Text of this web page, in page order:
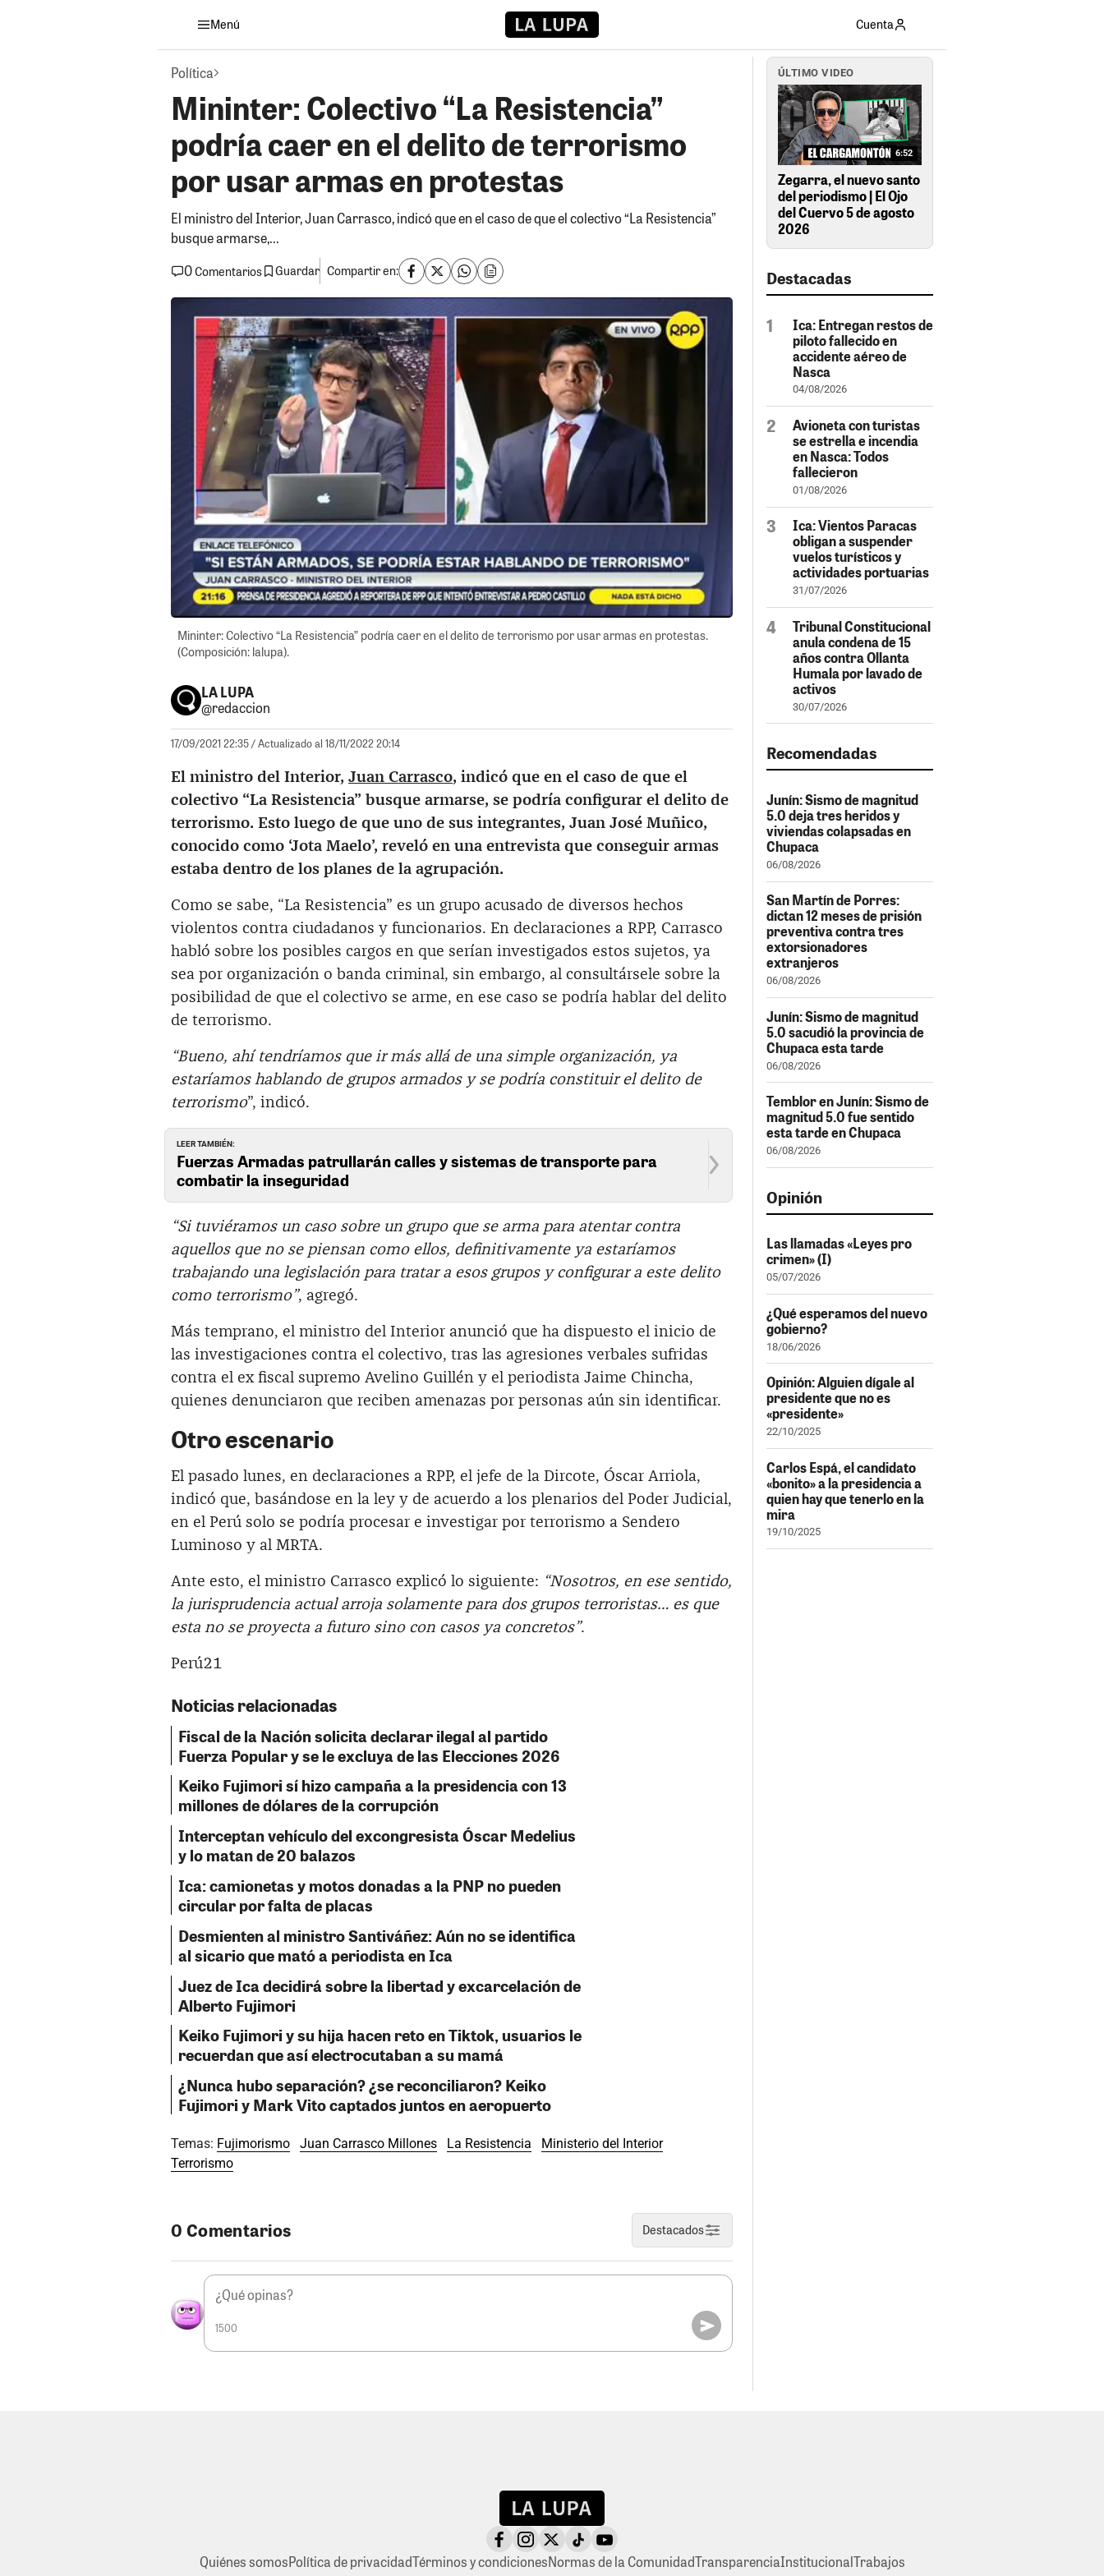
Menú Cuenta
Política
Mininter: Colectivo “La Resistencia”
podría caer en el delito de terrorismo
por usar armas en protestas
El ministro del Interior, Juan Carrasco, indicó que en el caso de que el colectivo “La Resistencia”
busque armarse,...
0Comentarios Guardar Compartir en:
Mininter: Colectivo “La Resistencia” podría caer en el delito de terrorismo por usar armas en protestas.
(Composición: lalupa).
LA LUPA
@redaccion
17/09/2021 22:35/ Actualizado al 18/11/2022 20:14
El ministro del Interior, Juan Carrasco, indicó que en el caso de que el
colectivo “La Resistencia” busque armarse, se podría configurar el delito de
terrorismo. Esto luego de que uno de sus integrantes, Juan José Muñico,
conocido como ‘Jota Maelo’, reveló en una entrevista que conseguir armas
estaba dentro de los planes de la agrupación.
Como se sabe, “La Resistencia” es un grupo acusado de diversos hechos
violentos contra ciudadanos y funcionarios. En declaraciones a RPP, Carrasco
habló sobre los posibles cargos en que serían investigados estos sujetos, ya
sea por organización o banda criminal, sin embargo, al consultársele sobre la
posibilidad de que el colectivo se arme, en ese caso se podría hablar del delito
de terrorismo.
“Bueno, ahí tendríamos que ir más allá de una simple organización, ya
estaríamos hablando de grupos armados y se podría constituir el delito de
terrorismo”, indicó.
LEER TAMBIÉN:
Fuerzas Armadas patrullarán calles y sistemas de transporte para
combatir la inseguridad
“Si tuviéramos un caso sobre un grupo que se arma para atentar contra
aquellos que no se piensan como ellos, definitivamente ya estaríamos
trabajando una legislación para tratar a esos grupos y configurar a este delito
como terrorismo”, agregó.
Más temprano, el ministro del Interior anunció que ha dispuesto el inicio de
las investigaciones contra el colectivo, tras las agresiones verbales sufridas
contra el ex fiscal supremo Avelino Guillén y el periodista Jaime Chincha,
quienes denunciaron que reciben amenazas por personas aún sin identificar.
Otro escenario
El pasado lunes, en declaraciones a RPP, el jefe de la Dircote, Óscar Arriola,
indicó que, basándose en la ley y de acuerdo a los plenarios del Poder Judicial,
en el Perú solo se podría procesar e investigar por terrorismo a Sendero
Luminoso y al MRTA.
Ante esto, el ministro Carrasco explicó lo siguiente: “Nosotros, en ese sentido,
la jurisprudencia actual arroja solamente para dos grupos terroristas… es que
esta no se proyecta a futuro sino con casos ya concretos”.
Perú21
Noticias relacionadas
Fiscal de la Nación solicita declarar ilegal al partido
Fuerza Popular y se le excluya de las Elecciones 2026
Keiko Fujimori sí hizo campaña a la presidencia con 13
millones de dólares de la corrupción
Interceptan vehículo del excongresista Óscar Medelius
y lo matan de 20 balazos
Ica: camionetas y motos donadas a la PNP no pueden
circular por falta de placas
Desmienten al ministro Santiváñez: Aún no se identifica
al sicario que mató a periodista en Ica
Juez de Ica decidirá sobre la libertad y excarcelación de
Alberto Fujimori
Keiko Fujimori y su hija hacen reto en Tiktok, usuarios le
recuerdan que así electrocutaban a su mamá
¿Nunca hubo separación? ¿se reconciliaron? Keiko
Fujimori y Mark Vito captados juntos en aeropuerto
Temas: Fujimorismo Juan Carrasco Millones La Resistencia
Ministerio del Interior
Terrorismo
0 Comentarios Destacados
1500
ÚLTIMO VIDEO
6:52
Zegarra, el nuevo santo
del periodismo | El Ojo
del Cuervo 5 de agosto
2026
Destacadas
Ica: Entregan restos de
piloto fallecido en
accidente aéreo de
Nasca
04/08/2026
Avioneta con turistas
se estrella e incendia
en Nasca: Todos
fallecieron
01/08/2026
Ica: Vientos Paracas
obligan a suspender
vuelos turísticos y
actividades portuarias
31/07/2026
Tribunal Constitucional
anula condena de 15
años contra Ollanta
Humala por lavado de
activos
30/07/2026
Recomendadas
Junín: Sismo de magnitud
5.0 deja tres heridos y
viviendas colapsadas en
Chupaca
06/08/2026
San Martín de Porres:
dictan 12 meses de prisión
preventiva contra tres
extorsionadores
extranjeros
06/08/2026
Junín: Sismo de magnitud
5.0 sacudió la provincia de
Chupaca esta tarde
06/08/2026
Temblor en Junín: Sismo de
magnitud 5.0 fue sentido
esta tarde en Chupaca
06/08/2026
Opinión
Las llamadas «Leyes pro
crimen» (I)
05/07/2026
¿Qué esperamos del nuevo
gobierno?
18/06/2026
Opinión: Alguien dígale al
presidente que no es
«presidente»
22/10/2025
Carlos Espá, el candidato
«bonito» a la presidencia a
quien hay que tenerlo en la
mira
19/10/2025
Quiénes somosPolítica de privacidadTérminos y condicionesNormas de la ComunidadTransparenciaInstitucionalTrabajos